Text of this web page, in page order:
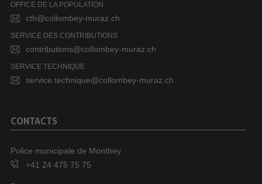
OFFICE DE LA POPULATION
cth@collombey-muraz.ch
SERVICE DES CONTRIBUTIONS
contributions@collombey-muraz.ch
SERVICE TECHNIQUE
service.technique@collombey-muraz.ch
CONTACTS
Police municipale de Monthey
+41 24 475 75 75